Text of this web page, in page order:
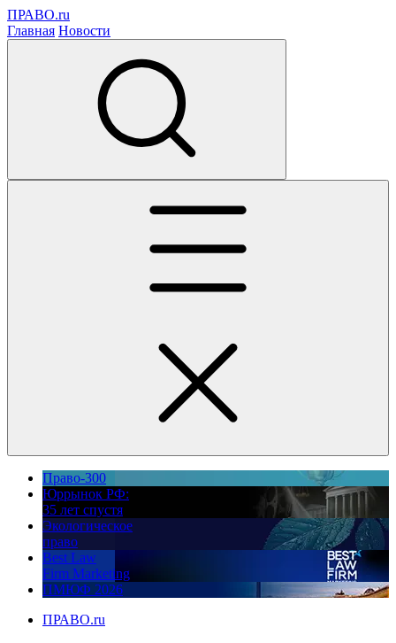
ПРАВО.ru
Главная Новости
Право-300
Юррынок РФ:
35 лет спустя
Экологическое
право
Best Law
Firm Marketing
ПМЮФ 2026
ПРАВО.ru